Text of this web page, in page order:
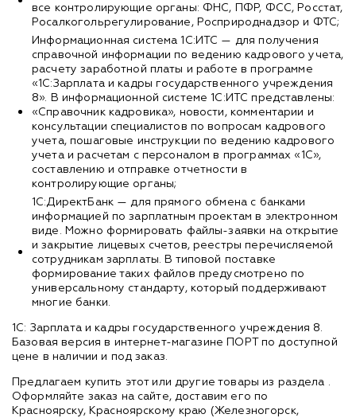
все контролирующие органы: ФНС, ПФР, ФСС, Росстат,
Росалкогольрегулирование, Росприроднадзор и ФТС;
Информационная система 1С:ИТС — для получения
справочной информации по ведению кадрового учета,
расчету заработной платы и работе в программе
«1С:Зарплата и кадры государственного учреждения
8». В информационной системе 1С:ИТС представлены:
«Справочник кадровика», новости, комментарии и
консультации специалистов по вопросам кадрового
учета, пошаговые инструкции по ведению кадрового
учета и расчетам с персоналом в программах «1С»,
составлению и отправке отчетности в
контролирующие органы;
1С:ДиректБанк — для прямого обмена с банками
информацией по зарплатным проектам в электронном
виде. Можно формировать файлы-заявки на открытие
и закрытие лицевых счетов, реестры перечисляемой
сотрудникам зарплаты. В типовой поставке
формирование таких файлов предусмотрено по
универсальному стандарту, который поддерживают
многие банки.
1С: Зарплата и кадры государственного учреждения 8.
Базовая версия в интернет-магазине ПОРТ по доступной
цене в наличии и под заказ.
Предлагаем купить этот или другие товары из раздела .
Оформляйте заказ на сайте, доставим его по
Красноярску, Красноярскому краю (Железногорск,